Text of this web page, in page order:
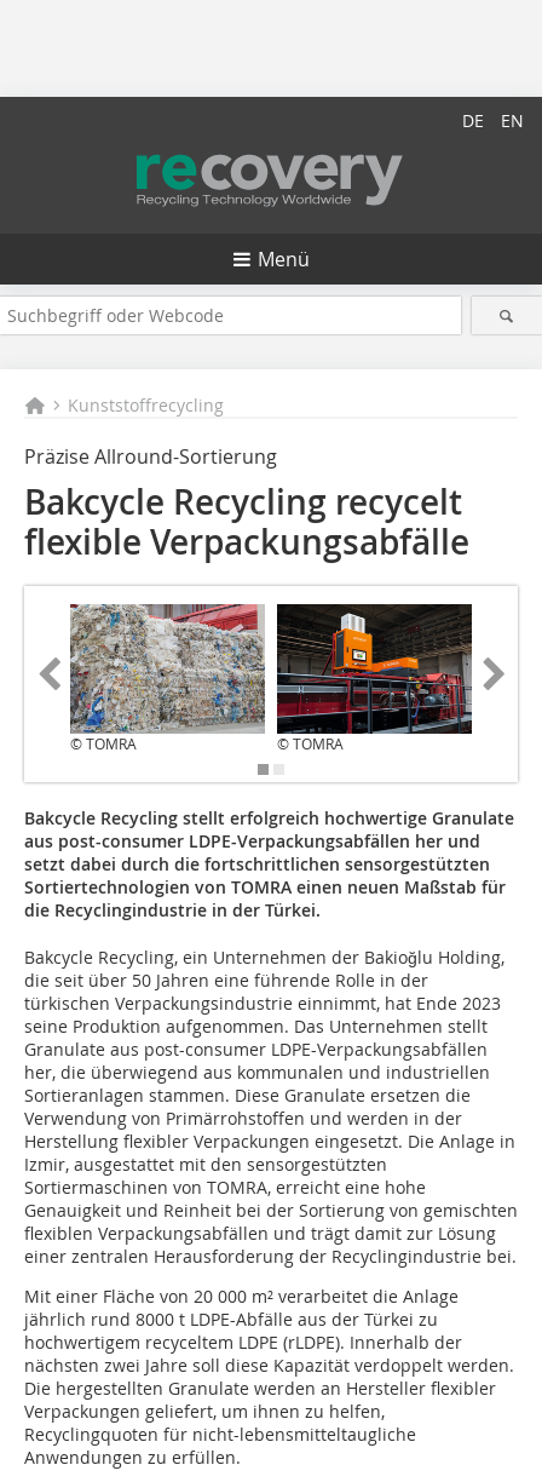
DE EN
Menü
Kunststoffrecycling
Präzise Allround-Sortierung
Bakcycle Recycling recycelt
flexible Verpackungsabfälle
© TOMRA © TOMRA
Bakcycle Recycling stellt erfolgreich hochwertige Granulate
aus post-consumer LDPE-Verpackungsabfällen her und
setzt dabei durch die fortschrittlichen sensorgestützten
Sortiertechnologien von TOMRA einen neuen Maßstab für
die Recyclingindustrie in der Türkei.
Bakcycle Recycling, ein Unternehmen der Bakioğlu Holding,
die seit über 50 Jahren eine führende Rolle in der
türkischen Verpackungsindustrie einnimmt, hat Ende 2023
seine Produktion aufgenommen. Das Unternehmen stellt
Granulate aus post-consumer LDPE-Verpackungsabfällen
her, die überwiegend aus kommunalen und industriellen
Sortieranlagen stammen. Diese Granulate ersetzen die
Verwendung von Primärrohstoffen und werden in der
Herstellung flexibler Verpackungen eingesetzt. Die Anlage in
Izmir, ausgestattet mit den sensorgestützten
Sortiermaschinen von TOMRA, erreicht eine hohe
Genauigkeit und Reinheit bei der Sortierung von gemischten
flexiblen Verpackungsabfällen und trägt damit zur Lösung
einer zentralen Herausforderung der Recy­clingindustrie bei.
Mit einer Fläche von 20 000 m² verarbeitet die Anlage
jährlich rund 8000 t LDPE-Abfälle aus der Türkei zu
hochwertigem recyceltem LDPE (rLDPE). Innerhalb der
nächsten zwei Jahre soll diese Kapazität verdoppelt werden.
Die hergestellten Granulate werden an Hersteller flexibler
Verpackungen geliefert, um ihnen zu helfen,
Recyclingquoten für nicht-lebensmitteltaugliche
Anwendungen zu erfüllen.